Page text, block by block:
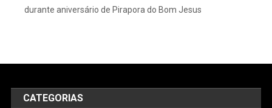
durante aniversário de Pirapora do Bom Jesus
CATEGORIAS